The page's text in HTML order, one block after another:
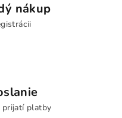
nákup
platby